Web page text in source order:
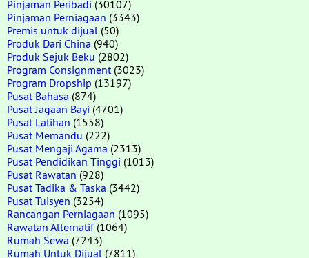
Pinjaman Peribadi (30107)
Pinjaman Perniagaan (3343)
Premis untuk dijual (50)
Produk Dari China (940)
Produk Sejuk Beku (2802)
Program Consignment (3023)
Program Dropship (13197)
Pusat Bahasa (874)
Pusat Jagaan Bayi (4701)
Pusat Latihan (1558)
Pusat Memandu (222)
Pusat Mengaji Agama (2313)
Pusat Pendidikan Tinggi (1013)
Pusat Rawatan (928)
Pusat Tadika & Taska (3442)
Pusat Tuisyen (3254)
Rancangan Perniagaan (1095)
Rawatan Alternatif(1064)
Rumah Sewa (7243)
Rumah Untuk Dijual (7811)